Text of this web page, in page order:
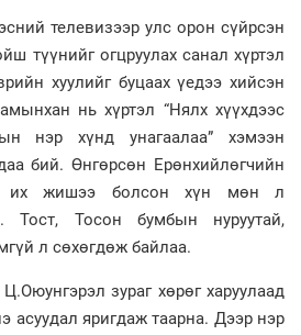
телевизээр улс орон сүйрсэн
түүнийг огцруулах санал хүртэл
хуулийг буцаах үедээ хийсэн
нь хүртэл “Нялх хүүхдээс
нэр хүнд унагаалаа” хэмээн
бий. Өнгөрсөн Ерөнхийлөгчийн
их жишээ болсон хүн мөн л
Тост, Тосон бумбын нуруутай,
л сөхөгдөж байлаа.
зураг хөрөг харуулаад
асуудал яригдаж таарна. Дээр нэр